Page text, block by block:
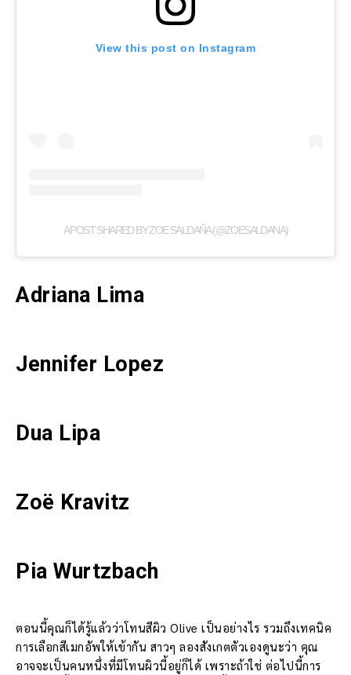
View this post on Instagram
A POST SHARED BY ZOE SALDAÑA (@ZOESALDANA)
Adriana Lima
Jennifer Lopez
Dua Lipa
Zoë Kravitz
Pia Wurtzbach
ตอนนี้คุณก็ได้รู้แล้วว่าโทนสีผิว Olive เป็นอย่างไร รวมถึงเทคนิค
การเลือกสีเมกอัพให้เข้ากัน สาวๆ ลองสังเกตตัวเองดูนะว่า คุณ
อาจจะเป็นคนหนึ่งที่มีโทนผิวนี้อยู่ก็ได้ เพราะถ้าใช่ ต่อไปนี้การ